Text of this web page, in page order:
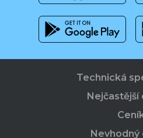
Technická
Nejčastější
Nevhodný